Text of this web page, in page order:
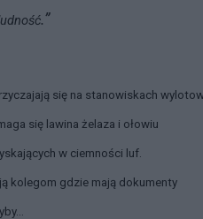
.”
się na stanowiskach
się lawina żelaza i ołowiu
w ciemności luf.
kolegom gdzie mają dokumenty